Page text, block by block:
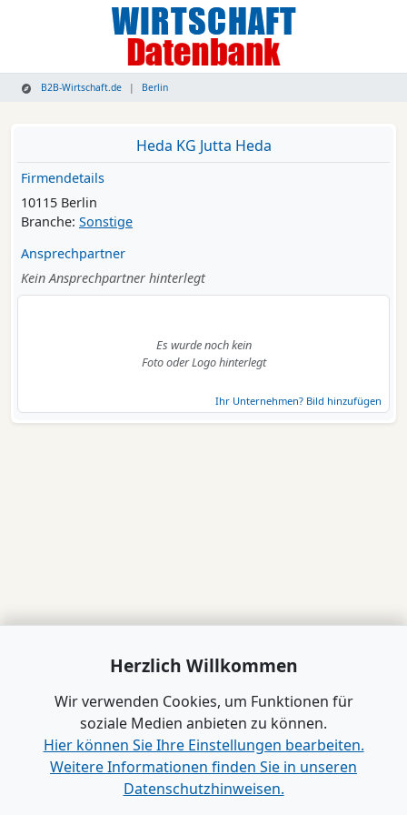
B2B-Wirtschaft.de Berlin
Heda KG Jutta Heda
Firmendetails
10115 Berlin
Branche: Sonstige
Ansprechpartner
Kein Ansprechpartner hinterlegt
Es wurde noch kein
Foto oder Logo hinterlegt
Ihr Unternehmen? Bild hinzufügen
Herzlich Willkommen
Wir verwenden Cookies, um Funktionen für
soziale Medien anbieten zu können.
Hier können Sie Ihre Einstellungen bearbeiten.
Weitere Informationen finden Sie in unseren
Datenschutzhinweisen.